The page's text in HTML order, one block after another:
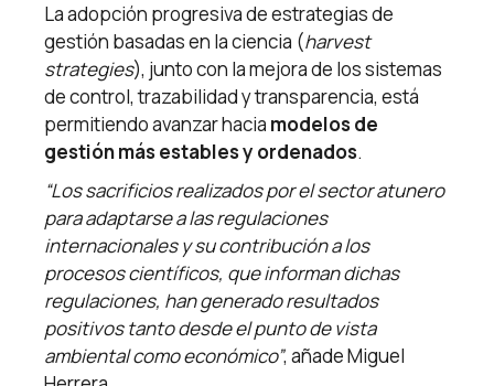
La adopción progresiva de estrategias de
gestión basadas en la ciencia (harvest
strategies), junto con la mejora de los sistemas
de control, trazabilidad y transparencia, está
permitiendo avanzar hacia modelos de
gestión más estables y ordenados.
“Los sacrificios realizados por el sector atunero
para adaptarse a las regulaciones
internacionales y su contribución a los
procesos científicos, que informan dichas
regulaciones, han generado resultados
positivos tanto desde el punto de vista
ambiental como económico”, añade Miguel